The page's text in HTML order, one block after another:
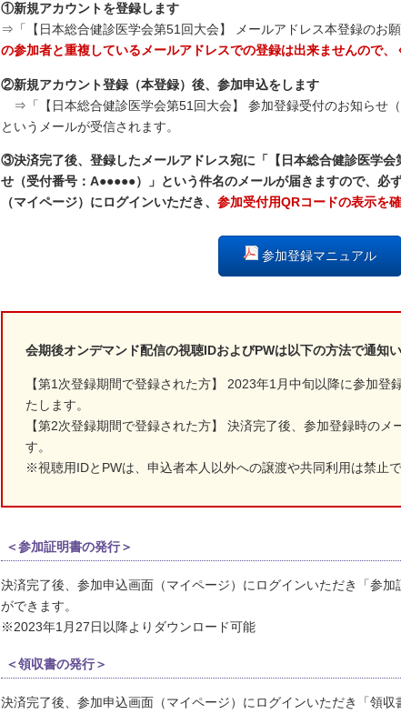
①新規アカウントを登録します
⇒「【日本総合健診医学会第51回大会】 メールアドレス本登録のお
の参加者と重複しているメールアドレスでの登録は出来ませんので、
②新規アカウント登録（本登録）後、参加申込をします
⇒「【日本総合健診医学会第51回大会】 参加登録受付のお知らせ（
というメールが受信されます。
③決済完了後、登録したメールアドレス宛に「【日本総合健診医学会
せ（受付番号：A●●●●●）」という件名のメールが届きますので、必
（マイページ）にログインいただき、 参加受付用QRコードの表示を
参加登録マニュアル
会期後オンデマンド配信の視聴IDおよびPWは以下の方法で通知い
【第1次登録期間で登録された方】 2023年1月中旬以降に参加登
たします。
【第2次登録期間で登録された方】 決済完了後、参加登録時のメ
す。
※視聴用IDとPWは、申込者本人以外への譲渡や共同利用は禁止で
＜参加証明書の発行＞
決済完了後、参加申込画面（マイページ）にログインいただき「参
ができます。
※2023年1月27日以降よりダウンロード可能
＜領収書の発行＞
決済完了後、参加申込画面（マイページ）にログインいただき「領